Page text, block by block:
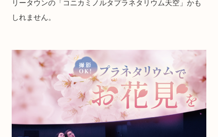
リータウンの「コニカミノルタプラネタリウム天空」かも
しれません。